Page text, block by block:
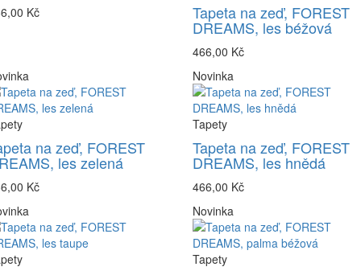
Kč Tapeta na zeď, FOREST
DREAMS, les béžová
466,00 Kč
na zeď, FOREST
les zelená
Kč
Novinka
Tapety
Tapeta na zeď, FOREST
DREAMS, les hnědá
466,00 Kč
Novinka
Tapety